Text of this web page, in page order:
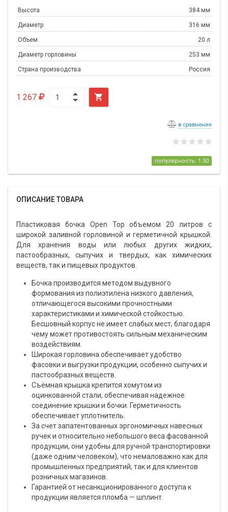
Высота 384 мм
Диаметр 316 мм
Объем 20 л
Диаметр горловины 253 мм
Страна производства Россия
1 267 
в сравнение
популярность: 1.50
ОПИСАНИЕ ТОВАРА
Пластиковая бочка Open Top объемом 20 литров с
широкой заливной горловиной и герметичной крышкой.
Для хранения воды или любых других жидких,
пастообразных, сыпучих и твердых, как химических
веществ, так и пищевых продуктов.
Бочка производится методом выдувного
формования из полиэтилена низкого давления,
отличающегося высокими прочностными
характеристиками и химической стойкостью.
Бесшовный корпус не имеет слабых мест, благодаря
чему может противостоять сильным механическим
воздействиям.
Широкая горловина обеспечивает удобство
фасовки и выгрузки продукции, особенно сыпучих и
пастообразных веществ.
Съёмная крышка крепится хомутом из
оцинкованной стали, обеспечивая надежное
соединение крышки и бочки. Герметичность
обеспечивает уплотнитель.
За счет запатентованных эргономичных навесных
ручек и относительно небольшого веса фасованной
продукции, они удобны для ручной транспортировки
(даже одним человеком), что немаловажно как для
промышленных предприятий, так и для клиентов
розничных магазинов.
Гарантией от несанкционированного доступа к
продукции является пломба — шплинт.